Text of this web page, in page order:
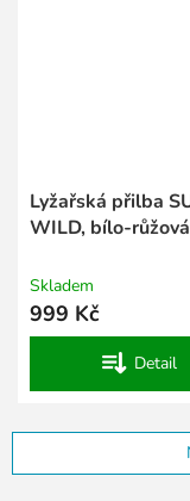
Lyžařská přilba
WILD, bílo-růžová
Skladem
999 Kč
Detail